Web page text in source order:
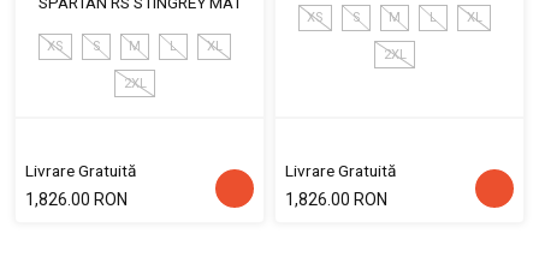
XS S M L XL
2XL
Livrare Gratuită
1,826.00 RON
XS S M L XL
2XL
Livrare Gratuită
1,826.00 RON